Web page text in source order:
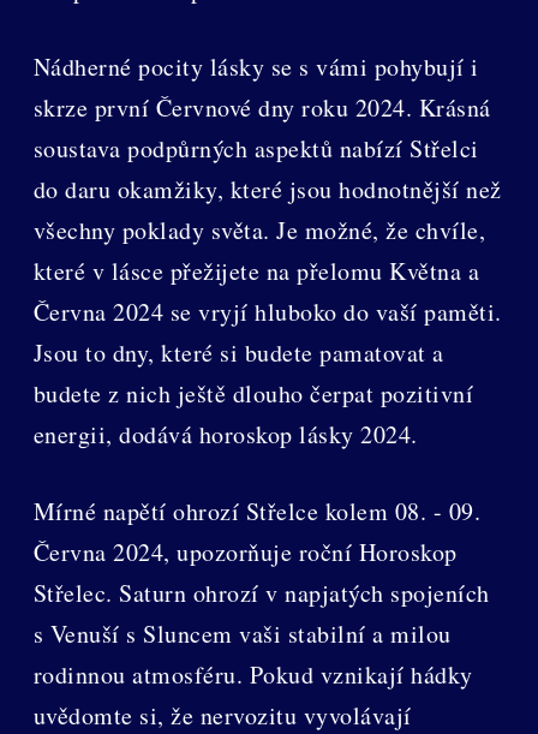
Nádherné pocity lásky se s vámi pohybují i
skrze první Červnové dny roku 2024. Krásná
soustava podpůrných aspektů nabízí Střelci
do daru okamžiky, které jsou hodnotnější než
všechny poklady světa. Je možné, že chvíle,
které v lásce přežijete na přelomu Května a
Června 2024 se vryjí hluboko do vaší paměti.
Jsou to dny, které si budete pamatovat a
budete z nich ještě dlouho čerpat pozitivní
energii, dodává horoskop lásky 2024.
Mírné napětí ohrozí Střelce kolem 08. - 09.
Června 2024, upozorňuje roční Horoskop
Střelec. Saturn ohrozí v napjatých spojeních
s Venuší s Sluncem vaši stabilní a milou
rodinnou atmosféru. Pokud vznikají hádky
uvědomte si, že nervozitu vyvolávají